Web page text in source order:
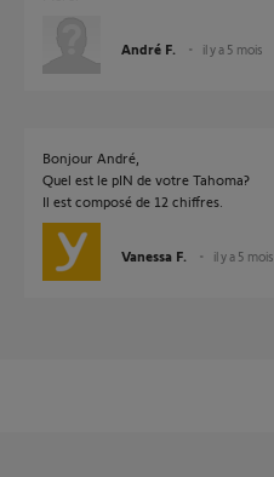
André F. il y a 5 mois
Bonjour André,
Quel est le pIN de votre Tahoma?
Il est composé de 12 chiffres.
Vanessa F. il y a 5 mois